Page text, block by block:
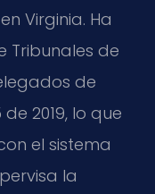
Virginia. Ha
Tribunales de
de
2019, lo que
el sistema
la